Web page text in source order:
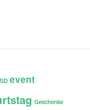
event
Geschenke